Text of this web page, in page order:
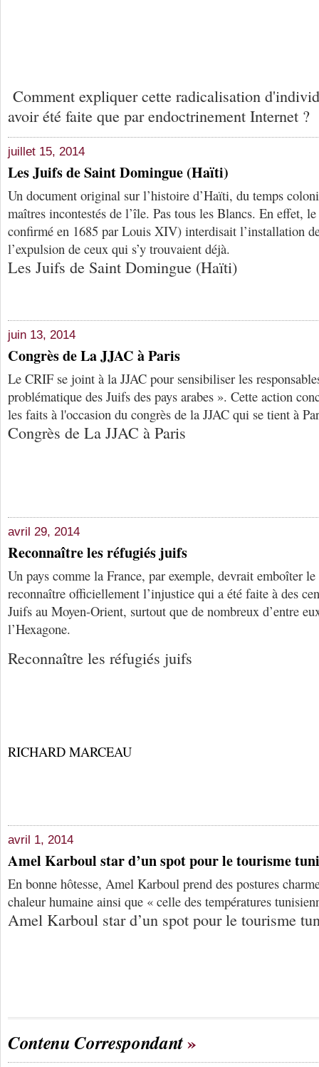
Comment expliquer cette radicalisation
avoir été faite que par endoctrinement Internet ?
juillet 15, 2014
Les Juifs de Saint Domingue (Haïti)
Un document original sur l’histoire d’Haïti, du temps
maîtres incontestés de l’île. Pas tous les Blancs. En effet,
confirmé en 1685 par Louis XIV) interdisait l’installation
l’expulsion de ceux qui s’y trouvaient déjà.
Les Juifs de Saint Domingue (Haïti)
juin 13, 2014
Congrès de La JJAC à Paris
Le CRIF se joint à la JJAC pour sensibiliser les
problématique des Juifs des pays arabes ». Cette action
les faits à l'occasion du congrès de la JJAC qui se tient à
Congrès de La JJAC à Paris
avril 29, 2014
Reconnaître les réfugiés juifs
Un pays comme la France, par exemple, devrait emboîter le
reconnaître officiellement l’injustice qui a été faite à des
Juifs au Moyen-Orient, surtout que de nombreux d’entre
l’Hexagone.
Reconnaître les réfugiés juifs
RICHARD MARCEAU
avril 1, 2014
Amel Karboul star d’un spot pour le tourisme
En bonne hôtesse, Amel Karboul prend des postures
chaleur humaine ainsi que « celle des températures
Amel Karboul star d’un spot pour le tourisme
Contenu Correspondant